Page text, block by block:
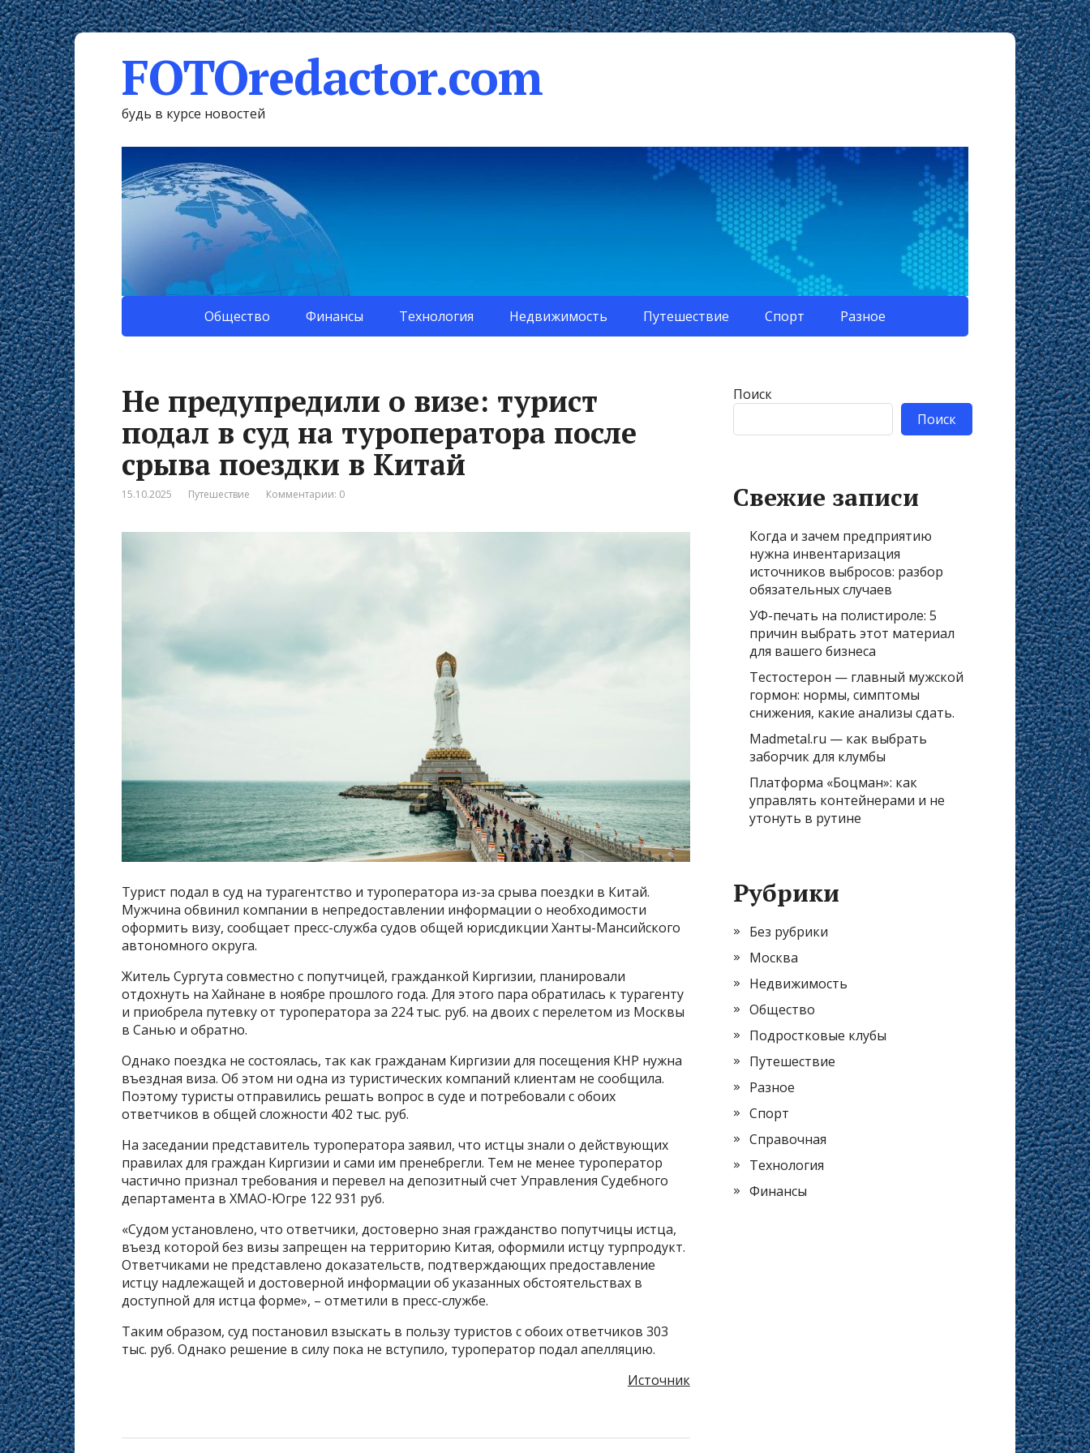
FOTOredactor.com
будь в курсе новостей
Общество Финансы Технология Недвижимость Путешествие Спорт Разное
Не предупредили о визе: турист
подал в суд на туроператора после
срыва поездки в Китай
15.10.2025 Путешествие Комментарии: 0
Турист подал в суд на турагентство и туроператора из-за срыва поездки в Китай.
Мужчина обвинил компании в непредоставлении информации о необходимости
оформить визу, сообщает пресс-служба судов общей юрисдикции Ханты-Мансийского
автономного округа.
Житель Сургута совместно с попутчицей, гражданкой Киргизии, планировали
отдохнуть на Хайнане в ноябре прошлого года. Для этого пара обратилась к турагенту
и приобрела путевку от туроператора за 224 тыс. руб. на двоих с перелетом из Москвы
в Санью и обратно.
Однако поездка не состоялась, так как гражданам Киргизии для посещения КНР нужна
въездная виза. Об этом ни одна из туристических компаний клиентам не сообщила.
Поэтому туристы отправились решать вопрос в суде и потребовали с обоих
ответчиков в общей сложности 402 тыс. руб.
На заседании представитель туроператора заявил, что истцы знали о действующих
правилах для граждан Киргизии и сами им пренебрегли. Тем не менее туроператор
частично признал требования и перевел на депозитный счет Управления Судебного
департамента в ХМАО-Югре 122 931 руб.
«Судом установлено, что ответчики, достоверно зная гражданство попутчицы истца,
въезд которой без визы запрещен на территорию Китая, оформили истцу турпродукт.
Ответчиками не представлено доказательств, подтверждающих предоставление
истцу надлежащей и достоверной информации об указанных обстоятельствах в
доступной для истца форме», – отметили в пресс-службе.
Таким образом, суд постановил взыскать в пользу туристов с обоих ответчиков 303
тыс. руб. Однако решение в силу пока не вступило, туроператор подал апелляцию.
Источник
Поиск
Поиск
Свежие записи
Когда и зачем предприятию
нужна инвентаризация
источников выбросов: разбор
обязательных случаев
УФ-печать на полистироле: 5
причин выбрать этот материал
для вашего бизнеса
Тестостерон — главный мужской
гормон: нормы, симптомы
снижения, какие анализы сдать.
Madmetal.ru — как выбрать
заборчик для клумбы
Платформа «Боцман»: как
управлять контейнерами и не
утонуть в рутине
Рубрики
Без рубрики
Москва
Недвижимость
Общество
Подростковые клубы
Путешествие
Разное
Спорт
Справочная
Технология
Финансы